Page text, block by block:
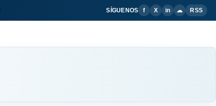
SÍGUENOS f X in ☁ RSS